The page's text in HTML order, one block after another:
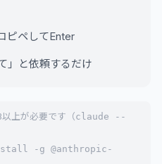
ピペしてEnter
と依頼するだけ
上が必要です（claude --
-g @anthropic-